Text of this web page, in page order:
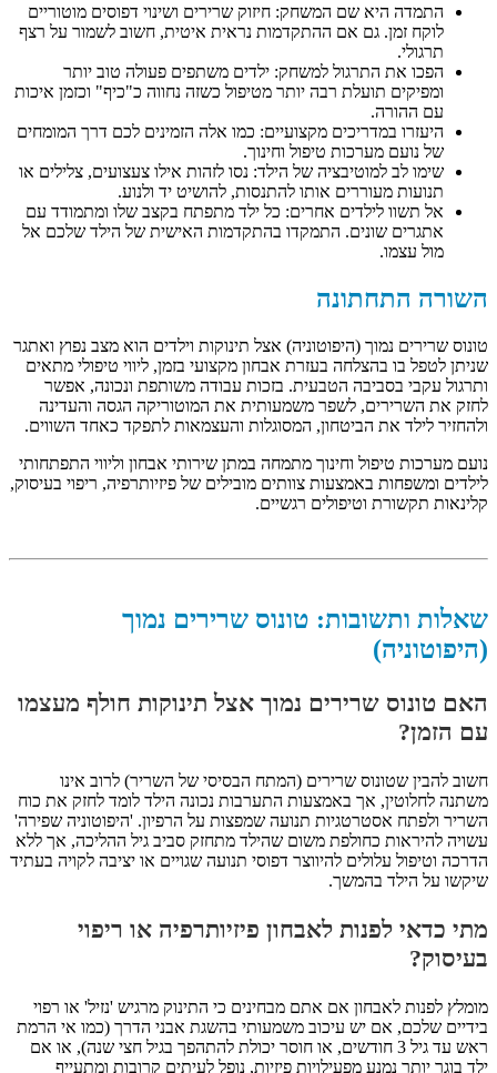
התמדה היא שם המשחק: חיזוק שרירים ושינוי דפוסים מוטוריים
לוקח זמן. גם אם ההתקדמות נראית איטית, חשוב לשמור על רצף
תרגולי.
הפכו את התרגול למשחק: ילדים משתפים פעולה טוב יותר
ומפיקים תועלת רבה יותר מטיפול כשזה נחווה כ"כיף" וכזמן איכות
עם ההורה.
היעזרו במדריכים מקצועיים: כמו אלה הזמינים לכם דרך המומחים
של נועם מערכות טיפול וחינוך.
שימו לב למוטיבציה של הילד: נסו לזהות אילו צעצועים, צלילים או
תנועות מעוררים אותו להתנסות, להושיט יד ולנוע.
אל תשוו לילדים אחרים: כל ילד מתפתח בקצב שלו ומתמודד עם
אתגרים שונים. התמקדו בהתקדמות האישית של הילד שלכם אל
מול עצמו.
השורה התחתונה
טונוס שרירים נמוך (היפוטוניה) אצל תינוקות וילדים הוא מצב נפוץ ואתגר
שניתן לטפל בו בהצלחה בעזרת אבחון מקצועי בזמן, ליווי טיפולי מתאים
ותרגול עקבי בסביבה הטבעית. בזכות עבודה משותפת ונכונה, אפשר
לחזק את השרירים, לשפר משמעותית את המוטוריקה הגסה והעדינה
ולהחזיר לילד את הביטחון, המסוגלות והעצמאות לתפקד כאחד השווים.
נועם מערכות טיפול וחינוך מתמחה במתן שירותי אבחון וליווי התפתחותי
לילדים ומשפחות באמצעות צוותים מובילים של פיזיותרפיה, ריפוי בעיסוק,
קלינאות תקשורת וטיפולים רגשיים.
שאלות ותשובות: טונוס שרירים נמוך
(היפוטוניה)
האם טונוס שרירים נמוך אצל תינוקות חולף מעצמו
עם הזמן?
חשוב להבין שטונוס שרירים (המתח הבסיסי של השריר) לרוב אינו
משתנה לחלוטין, אך באמצעות התערבות נכונה הילד לומד לחזק את כוח
השריר ולפתח אסטרטגיות תנועה שמפצות על הרפיון. 'היפוטוניה שפירה'
עשויה להיראות כחולפת משום שהילד מתחזק סביב גיל ההליכה, אך ללא
הדרכה וטיפול עלולים להיווצר דפוסי תנועה שגויים או יציבה לקויה בעתיד
שיקשו על הילד בהמשך.
מתי כדאי לפנות לאבחון פיזיותרפיה או ריפוי
בעיסוק?
מומלץ לפנות לאבחון אם אתם מבחינים כי התינוק מרגיש 'נזיל' או רפוי
בידיים שלכם, אם יש עיכוב משמעותי בהשגת אבני הדרך (כמו אי הרמת
ראש עד גיל 3 חודשים, או חוסר יכולת להתהפך בגיל חצי שנה), או אם
ילד בוגר יותר נמנע מפעילויות פיזיות, נופל לעיתים קרובות ומתעייף